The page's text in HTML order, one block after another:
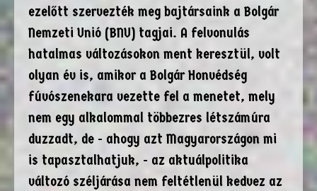
ezelőtt szervezték meg bajtársaink a Bolgár
Nemzeti Unió (BNU) tagjai. A felvonulás
hatalmas változásokon ment keresztül, volt
olyan év is, amikor a Bolgár Honvédség
fúvószenekara vezette fel a menetet, mely
nem egy alkalommal többezres létszámúra
duzzadt, de - ahogy azt Magyarországon mi
is tapasztalhatjuk, - az aktuálpolitika
változó széljárása nem feltétlenül kedvez az